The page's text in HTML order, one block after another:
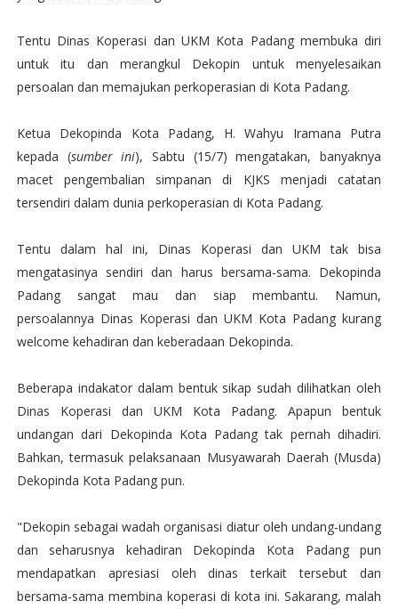
Tentu Dinas Koperasi dan UKM Kota Padang membuka diri
untuk itu dan merangkul Dekopin untuk menyelesaikan
persoalan dan memajukan perkoperasian di Kota Padang.
Ketua Dekopinda Kota Padang, H. Wahyu Iramana Putra
kepada (sumber ini), Sabtu (15/7) mengatakan, banyaknya
macet pengembalian simpanan di KJKS menjadi catatan
tersendiri dalam dunia perkoperasian di Kota Padang.
Tentu dalam hal ini, Dinas Koperasi dan UKM tak bisa
mengatasinya sendiri dan harus bersama-sama. Dekopinda
Padang sangat mau dan siap membantu. Namun,
persoalannya Dinas Koperasi dan UKM Kota Padang kurang
welcome kehadiran dan keberadaan Dekopinda.
Beberapa indakator dalam bentuk sikap sudah dilihatkan oleh
Dinas Koperasi dan UKM Kota Padang. Apapun bentuk
undangan dari Dekopinda Kota Padang tak pernah dihadiri.
Bahkan, termasuk pelaksanaan Musyawarah Daerah (Musda)
Dekopinda Kota Padang pun.
"Dekopin sebagai wadah organisasi diatur oleh undang-undang
dan seharusnya kehadiran Dekopinda Kota Padang pun
mendapatkan apresiasi oleh dinas terkait tersebut dan
bersama-sama membina koperasi di kota ini. Sakarang, malah